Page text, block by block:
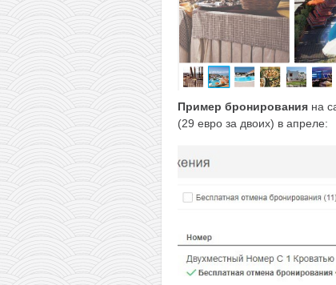
Пример бронирования на
(29 евро за двоих) в апреле: